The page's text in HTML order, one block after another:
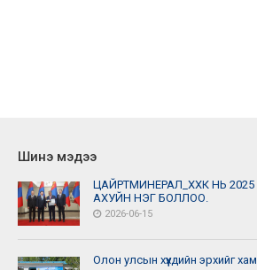
Шинэ мэдээ
ЦАЙРТМИНЕРАЛ_ХХК НЬ
АХУЙН НЭГ БОЛЛОО.
2026-06-15
Олон улсын хүүхдийн эрхийг